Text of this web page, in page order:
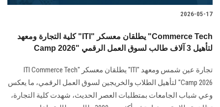
2026-05-17
كلية التجارة ومعهد "ITI" يطلقان معسكر "Commerce Tech
Camp 2026" لتأهيل 3 آلاف طالب لسوق العمل الرقمي
تجارة عين شمس ومعهد "ITI" يطلقان معسكر "ITI Commerce Tech
Camp 2026" لتأهيل الطلاب والخريجين لسوق العمل الرقمي، ما يعكس
وعي شباب الجامعات بمتطلبات العصر الحديث، شهدت كلية التجارة،